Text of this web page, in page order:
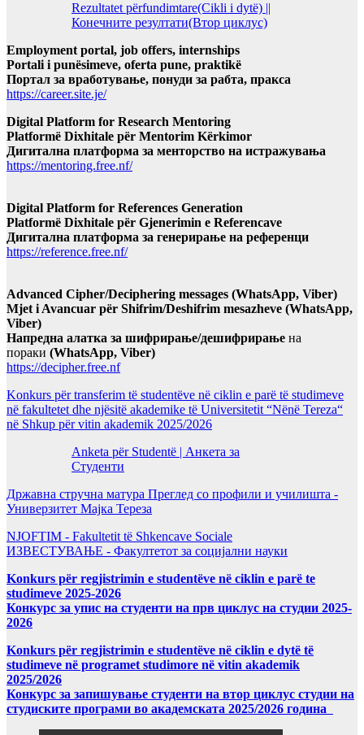
Rezultatet përfundimtare(Cikli i dytë) ||
Конечните резултати(Втор циклус)
Employment portal, job offers, internships
Portali i punësimeve, oferta pune, praktikë
Портал за вработување, понуди за рабта, пракса
https://career.site.je/
Digital Platform for Research Mentoring
Platformë Dixhitale për Mentorim Kërkimor
Дигитална платформа за менторство на истражувања
https://mentoring.free.nf/
Digital Platform for References Generation
Platformë Dixhitale për Gjenerimin e Referencave
Дигитална платформа за генерирање на референци
https://reference.free.nf/
Advanced Cipher/Deciphering messages (WhatsApp, Viber)
Mjet i Avancuar për Shifrim/Deshifrim mesazheve (WhatsApp,
Viber)
Напредна алатка за шифрирање/дешифрирање на
пораки (WhatsApp, Viber)
https://decipher.free.nf
Konkurs për transferim të studentëve në ciklin e parë të studimeve
në fakultetet dhe njësitë akademike të Universitetit “Nënë Tereza“
në Shkup për vitin akademik 2025/2026
Anketa për Studentë | Анкета за
Студенти
Државна стручна матура Преглед со профили и училишта -
Универзитет Мајка Тереза
NJOFTIM - Fakultetit të Shkencave Sociale
ИЗВЕСТУВАЊЕ - Факултетот за социјални науки
Konkurs për regjistrimin e studentëve në ciklin e parë te
studimeve 2025-2026
Конкурс за упис на студенти на прв циклус на студии 2025-
2026
Konkurs për regjistrimin e studentëve në ciklin e dytë të
studimeve në programet studimore në vitin akademik
2025/2026
Конкурс за запишување студенти на втор циклус студии на
студиските програми во академската 2025/2026 година